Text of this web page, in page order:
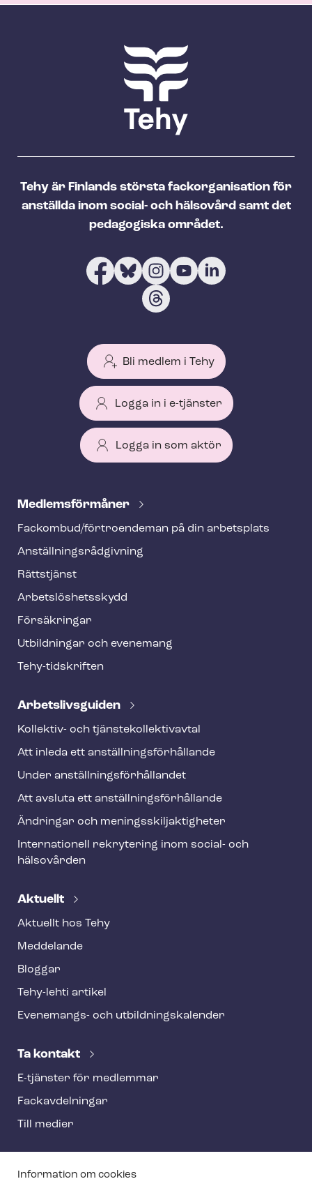
Tehy är Finlands största fackorganisation för
anställda inom social- och hälsovård samt det
pedagogiska området.
Bli medlem i Tehy
Logga in i e-tjänster
Logga in som aktör
e
f
o
o
t
e
Med­lems­för­må­ner
Fackombud/förtroendeman på din arbetsplats
An­ställ­nings­råd­giv­ning
Rättstjänst
Ar­bets­lös­hets­skydd
Försäkringar
Utbildningar och evenemang
Tehy-​tidskriften
Ar­bets­livs­gui­den
Kollektiv- och tjäns­te­kol­lek­tivav­tal
Att inleda ett an­ställ­nings­för­hål­lan­de
Under an­ställ­nings­för­hål­lan­det
Att avsluta ett an­ställ­nings­för­hål­lan­de
Ändringar och me­nings­skilj­ak­tig­he­ter
Internationell rekrytering inom social- och
hälsovården
Aktuellt
Aktuellt hos Tehy
Meddelande
Bloggar
Tehy-lehti artikel
Evenemangs- och ut­bild­nings­ka­len­der
Ta kontakt
E-tjänster för medlemmar
Fackav­del­ning­ar
Till medier
T
Information om cookies